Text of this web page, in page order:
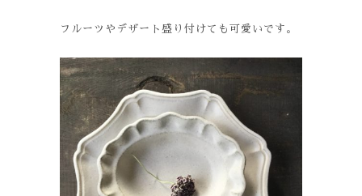
フルーツやデザート盛り付けても可愛いです。